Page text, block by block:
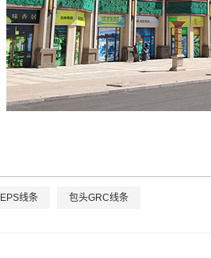
线条 包头GRC线条